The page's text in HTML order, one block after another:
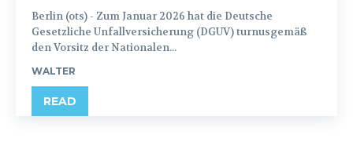
Berlin (ots) - Zum Januar 2026 hat die Deutsche
Gesetzliche Unfallversicherung (DGUV) turnusgemäß
den Vorsitz der Nationalen...
WALTER
READ